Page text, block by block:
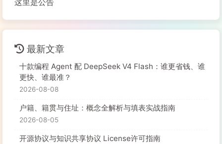
这里是公告
最新文章
十款编程 Agent 配 DeepSeek V4 Flash：谁更省钱、谁
更快、谁最准？
2026-08-08
户籍、籍贯与住址：概念全解析与填表实战指南
2026-08-05
开源协议与知识共享协议 License许可指南